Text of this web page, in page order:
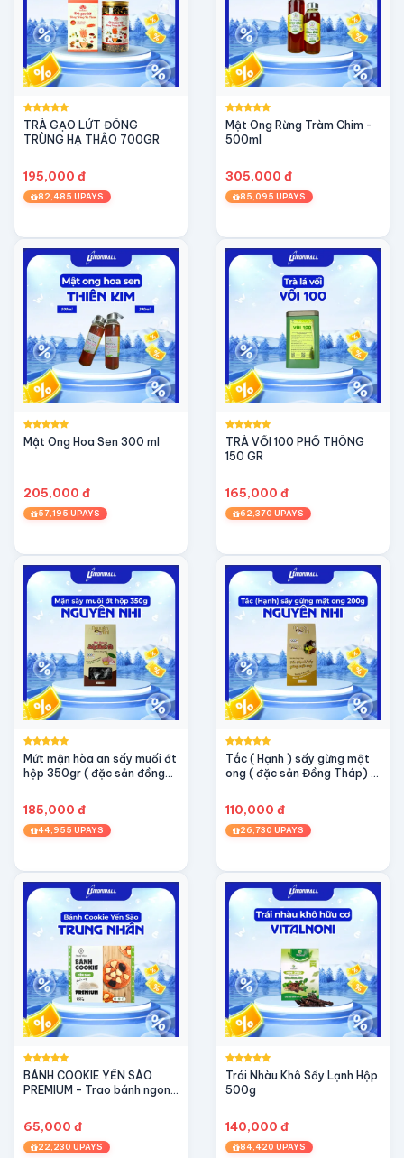
TRÀ GẠO LỨT ĐÔNG
TRÙNG HẠ THẢO 700GR
195,000 đ
82,485 UPAYS
Mật Ong Rừng Tràm Chim -
500ml
305,000 đ
85,095 UPAYS
Mật Ong Hoa Sen 300 ml
205,000 đ
57,195 UPAYS
TRÀ VỐI 100 PHỔ THÔNG
150 GR
165,000 đ
62,370 UPAYS
Mứt mận hòa an sấy muối ớt
hộp 350gr ( đặc sản đồng
185,000 đ
44,955 UPAYS
Tắc ( Hạnh ) sấy gừng mật
ong ( đặc sản Đồng Tháp) -
110,000 đ
26,730 UPAYS
BÁNH COOKIE YẾN SÀO
PREMIUM – Trao bánh ngon,
65,000 đ
22,230 UPAYS
Trái Nhàu Khô Sấy Lạnh Hộp
500g
140,000 đ
84,420 UPAYS